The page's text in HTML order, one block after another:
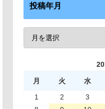
投稿年月
月 火 水
1
2 3